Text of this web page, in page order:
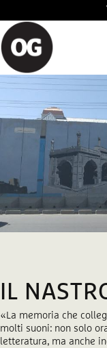
IL
«La memoria che
molti suoni: non solo
letteratura, ma anche